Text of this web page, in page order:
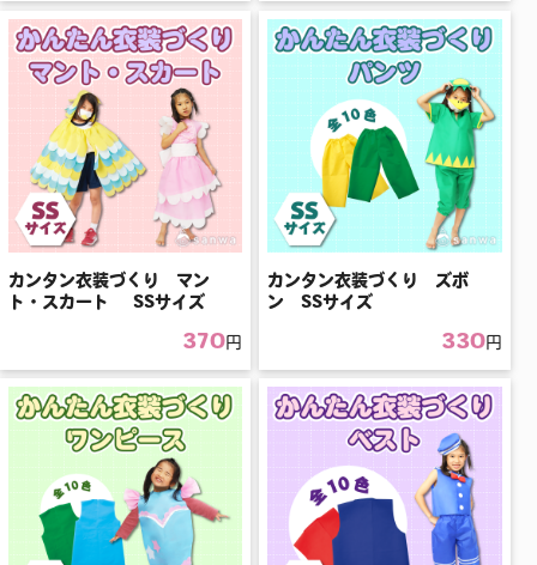
カンタン衣装づくり マン
ト・スカート SSサイズ
370円
カンタン衣装づくり ズボ
ン SSサイズ
330円